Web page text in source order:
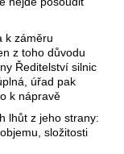
k záměru
z toho důvodu
Ředitelství silnic
úřad pak
k nápravě
lhůt z jeho strany:
složitosti